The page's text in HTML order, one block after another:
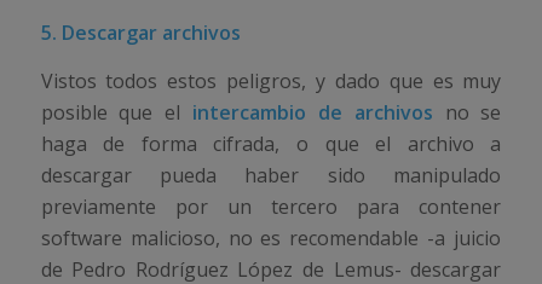
5. Descargar archivos
Vistos todos estos peligros, y dado que es muy
posible que el intercambio de archivos no se
haga de forma cifrada, o que el archivo a
descargar pueda haber sido manipulado
previamente por un tercero para contener
software malicioso, no es recomendable -a juicio
de Pedro Rodríguez López de Lemus- descargar